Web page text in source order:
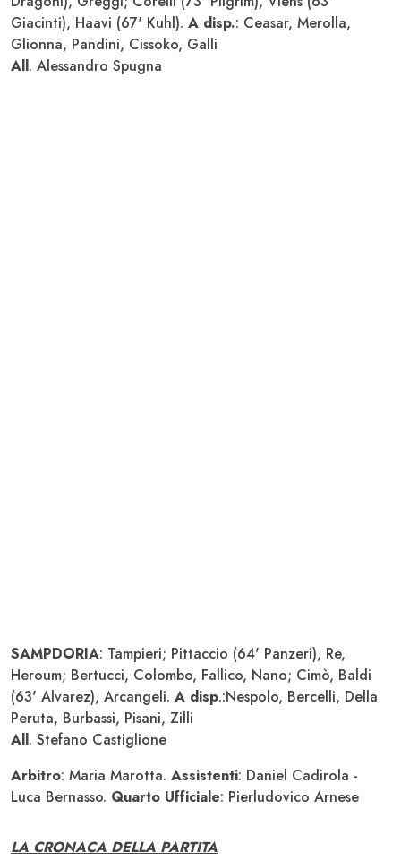
Giacinti), Haavi (67' Kuhl). A disp.: Ceasar, Merolla,
Glionna, Pandini, Cissoko, Galli
All. Alessandro Spugna
SAMPDORIA: Tampieri; Pittaccio (64' Panzeri), Re,
Heroum; Bertucci, Colombo, Fallico, Nano; Cimò, Baldi
(63' Alvarez), Arcangeli. A disp.:Nespolo, Bercelli, Della
Peruta, Burbassi, Pisani, Zilli
All. Stefano Castiglione
Arbitro: Maria Marotta. Assistenti: Daniel Cadirola -
Luca Bernasso. Quarto Ufficiale: Pierludovico Arnese
LA CRONACA DELLA PARTITA